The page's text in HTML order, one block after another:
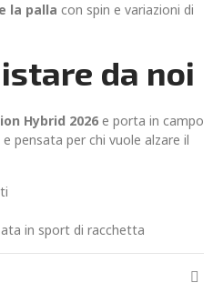
la palla con spin e variazioni di
da noi
Hybrid 2026 e porta in campo
pensata per chi vuole alzare il
in sport di racchetta